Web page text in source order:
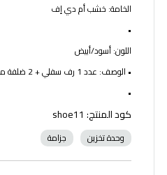
الخامة: خشب أم دي إف
•
اللون: أسود/أبيض
• الوصف: عدد 1 رف سفلي + 2 ضلفة مع 3 أرفف داخلية
•
كود المنتج: shoe11
وحدة تخزين جزامة